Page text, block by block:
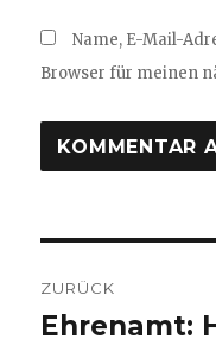
Name, E-Mail-
Browser für meinen
ZURÜCK
Vorheriger
Ehrenamt: